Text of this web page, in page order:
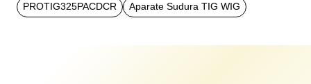
PROTIG325PACDCR
Aparate Sudura TIG WIG